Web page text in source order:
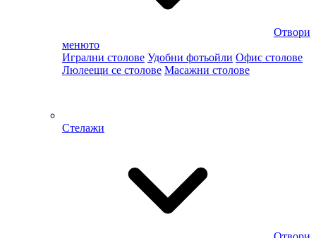
Отвори
менюто
Игрални столове Удобни фотьойли Офис столове
Люлеещи се столове Масажни столове
Стелажи